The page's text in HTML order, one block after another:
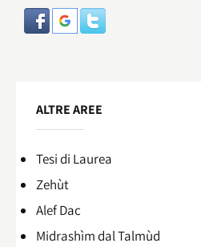
ALTRE AREE
Tesi di Laurea
Zehùt
Alef Dac
Midrashìm dal Talmùd